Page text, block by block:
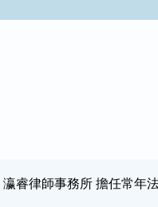
瀛睿律師事務所 擔任常年